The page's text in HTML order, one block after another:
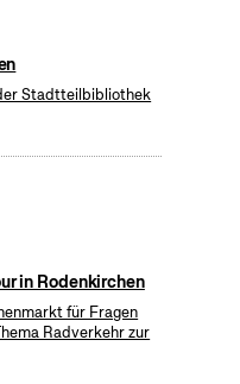
Stadtteilbibliothek
in Rodenkirchen
für Fragen
Radverkehr zur